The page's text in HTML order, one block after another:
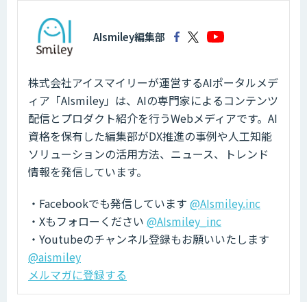
AIsmiley編集部
株式会社アイスマイリーが運営するAIポータルメデ
ィア「AIsmiley」は、AIの専門家によるコンテンツ
配信とプロダクト紹介を行うWebメディアです。AI
資格を保有した編集部がDX推進の事例や人工知能
ソリューションの活用方法、ニュース、トレンド
情報を発信しています。
・Facebookでも発信しています @AIsmiley.inc
・Xもフォローください @AIsmiley_inc
・Youtubeのチャンネル登録もお願いいたします
@aismiley
メルマガに登録する